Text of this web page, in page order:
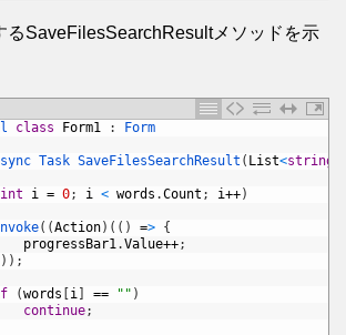
るSaveFilesSearchResultメソッドを示
class Form1 :
Form
Task SaveFilesSearchResult ( List<string
int i = 0; i < words .Count ; i++)
( (Action) ( ( ) => {
progressBar1.Value++;
) ) ;
(words i == "" )
continue;